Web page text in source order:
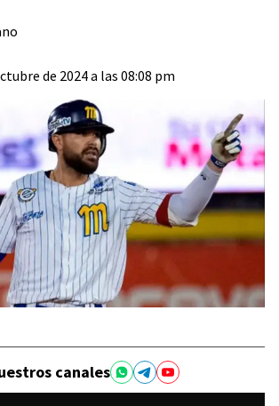
de 2024 a las 08:08 pm
canales